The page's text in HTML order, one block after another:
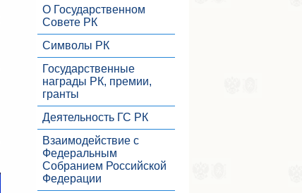
О Государственном
Совете РК
Символы РК
Государственные
награды РК, премии,
гранты
Деятельность ГС РК
Взаимодействие с
Федеральным
Собранием Российской
Федерации